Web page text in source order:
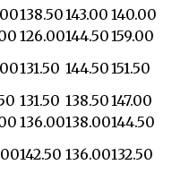
138.50143.00 140.00
126.00144.50159.00
131.50 144.50151.50
131.50 138.50147.00
136.00138.00144.50
142.50 136.00132.50